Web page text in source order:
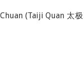
(Taiji Quan 太极